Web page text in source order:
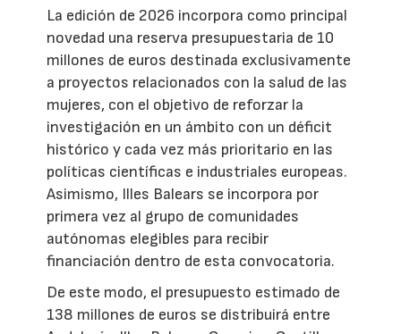
La edición de 2026 incorpora como principal
novedad una reserva presupuestaria de 10
millones de euros destinada exclusivamente
a proyectos relacionados con la salud de las
mujeres, con el objetivo de reforzar la
investigación en un ámbito con un déficit
histórico y cada vez más prioritario en las
políticas científicas e industriales europeas.
Asimismo, Illes Balears se incorpora por
primera vez al grupo de comunidades
autónomas elegibles para recibir
financiación dentro de esta convocatoria.
De este modo, el presupuesto estimado de
138 millones de euros se distribuirá entre